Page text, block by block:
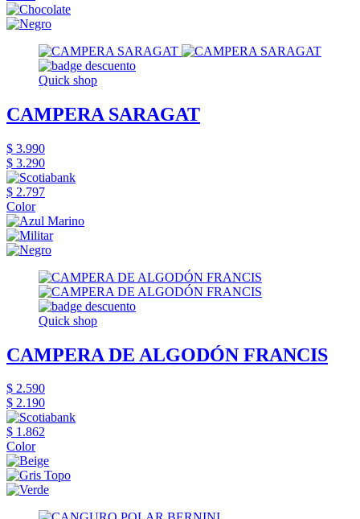
Quick shop
CAMPERA SARAGAT
$ 3.990
$ 3.290
$ 2.797
Color
Quick shop
CAMPERA DE ALGODÓN FRANCIS
$ 2.590
$ 2.190
$ 1.862
Color